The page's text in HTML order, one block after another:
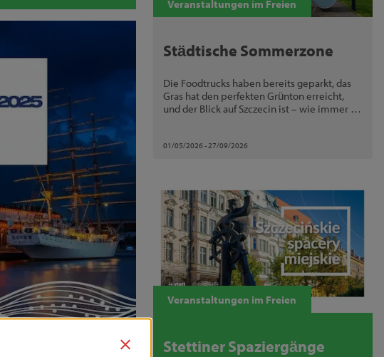
Veranstaltungen im Freien
Städtische Sommerzone
Die Foodtrucks haben bereits geparkt, das
Gras hat den perfekten Grünton erreicht,
und der Blick auf Szczecin ist – wie immer –
01/05/2026 - 27/09/2026
Veranstaltungen im Freien
Stettiner Spaziergänge